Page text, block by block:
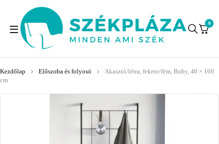
0
Kezdőlap Előszoba és folyosó
Akasztó/létra, fekete/fém, Buby, 40 × 160
cm